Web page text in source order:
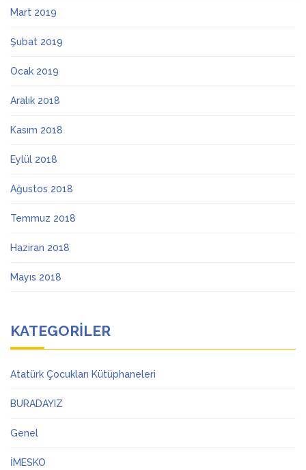
Mart 2019
Şubat 2019
Ocak 2019
Aralık 2018
Kasım 2018
Eylül 2018
Ağustos 2018
Temmuz 2018
Haziran 2018
Mayıs 2018
KATEGORILER
Atatürk Çocukları Kütüphaneleri
BURADAYIZ
Genel
İMESKO